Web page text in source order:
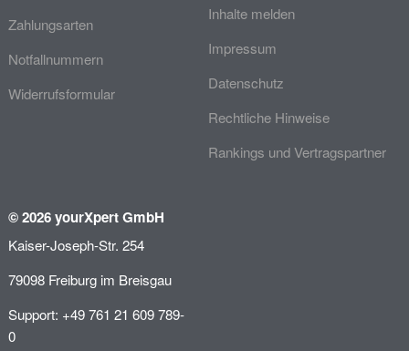
Zahlungsarten
Notfallnummern
Widerrufsformular
Inhalte melden
Impressum
Datenschutz
Rechtliche Hinweise
Rankings und Vertragspartner
© 2026 yourXpert GmbH
Kaiser-Joseph-Str. 254
79098 Freiburg im Breisgau
Support: +49 761 21 609 789-
0